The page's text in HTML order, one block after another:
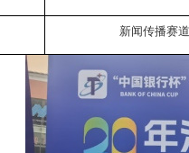
新闻传播赛道